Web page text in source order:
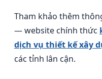
Tham khảo thêm
— website chính thức
dịch vụ thiết kế xây
các tỉnh lân cận.